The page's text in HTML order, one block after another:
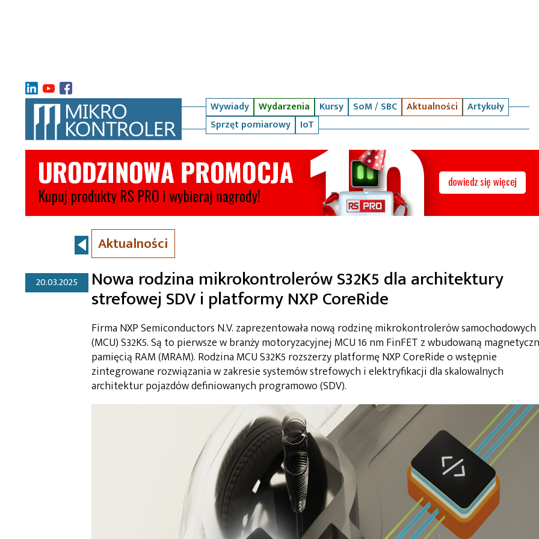
Wywiady Wydarzenia Kursy SoM / SBC Aktualności
Artykuły
Sprzęt pomiarowy
IoT
Aktualności
20.03.2025 Nowa rodzina mikrokontrolerów S32K5 dla architektury
strefowej SDV i platformy NXP CoreRide
Firma NXP Semiconductors N.V. zaprezentowała nową rodzinę mikrokontrolerów samochodowych
(MCU) S32K5. Są to pierwsze w branży motoryzacyjnej MCU 16 nm FinFET z wbudowaną
pamięcią RAM (MRAM). Rodzina MCU S32K5 rozszerzy platformę NXP CoreRide o wstępnie
zintegrowane rozwiązania w zakresie systemów strefowych i elektryfikacji dla skalowalnych
architektur pojazdów definiowanych programowo (SDV).